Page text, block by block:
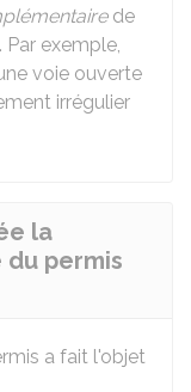
de
exemple,
voie ouverte
irrégulier
la
permis
a fait l'objet